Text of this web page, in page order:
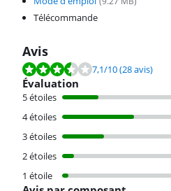
Télécommande
Avis
La note est de 7,1 sur 10, basée sur 28 avis.
7,1/10(28 avis)
Évaluation
5 étoiles
4 étoiles
3 étoiles
2 étoiles
1 étoile